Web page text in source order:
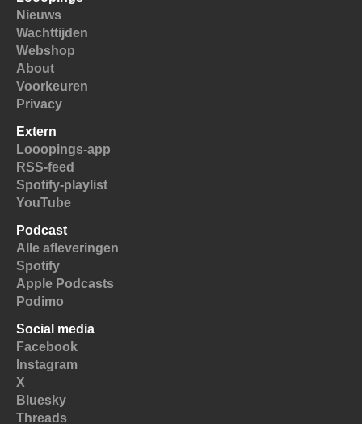
Nieuws
Wachttijden
Webshop
About
Voorkeuren
Privacy
Extern
Looopings-app
RSS-feed
Spotify-playlist
YouTube
Podcast
Alle afleveringen
Spotify
Apple Podcasts
Podimo
Social media
Facebook
Instagram
X
Bluesky
Threads